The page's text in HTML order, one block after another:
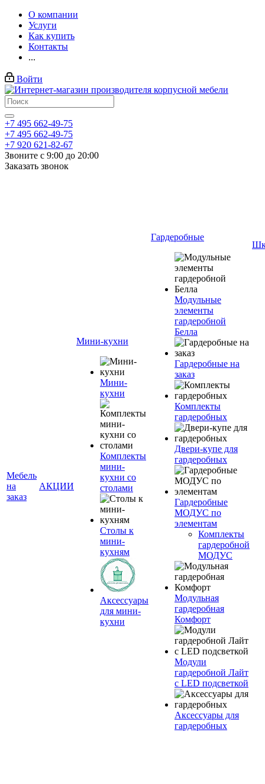
О компании
Услуги
Как купить
Контакты
...
Войти
+7 495 662-49-75
+7 495 662-49-75
+7 920 621-82-67
Звоните с 9:00 до 20:00
Заказать звонок
Мебель
на
заказ
АКЦИИ
Мини-кухни
Мини-
кухни
Комплекты
мини-
кухни со
столами
Столы к
мини-
кухням
Аксессуары
для мини-
кухни
Гардеробные
Модульные
элементы
гардеробной
Белла
Гардеробные на
заказ
Комплекты
гардеробных
Двери-купе для
гардеробных
Гардеробные
МОДУС по
элементам
Комплекты
гардеробной
МОДУС
Модульная
гардеробная
Комфорт
Модули
гардеробной Лайт
с LED подсветкой
Аксессуары для
гардеробных